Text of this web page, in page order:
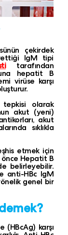
çekirdek
IgM tipi
tarafından
hepatit B
virüse karşı
olarak
akut (yeni)
akut
sıklıkla
etmek için
önce Hepatit B
belirleyebilir.
anti-HBc IgM
genel bir
(HBcAg) karşı